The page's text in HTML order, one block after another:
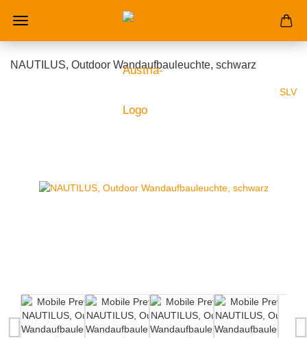
Online-Shop licht-austria.at
NAUTILUS, Outdoor Wandaufbauleuchte, schwarz
SLV